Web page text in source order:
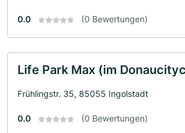
0.0 (0 Bewertungen)
Life Park Max (im
Frühlingstr. 35, 85055 Ingolstadt
0.0 (0 Bewertungen)